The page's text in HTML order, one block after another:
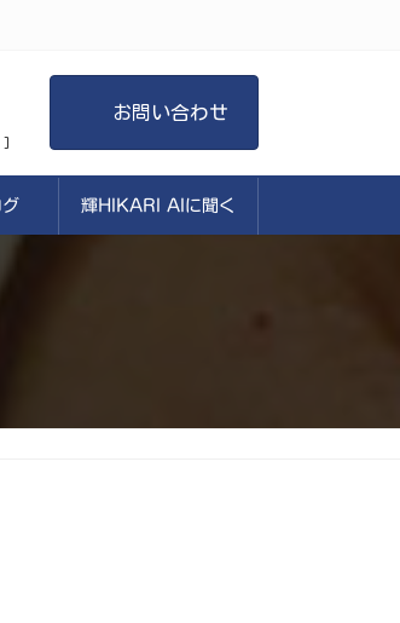
]
お問い合わせ
輝HIKARI AIに聞く